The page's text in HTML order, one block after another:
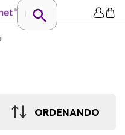
ORDENANDO